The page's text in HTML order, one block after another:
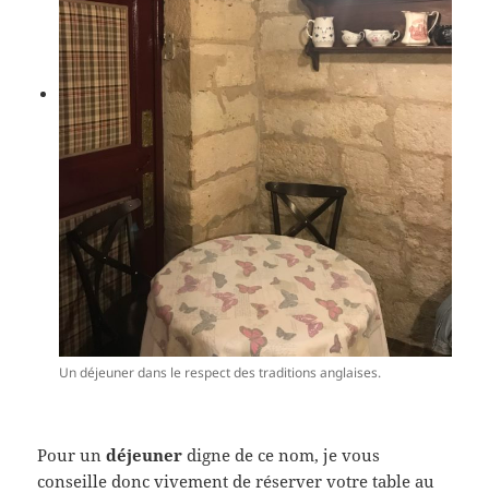
Un déjeuner dans le respect des traditions anglaises.
Pour undéjeuner digne de ce nom, je vous
conseille donc vivement de réserver votre table au